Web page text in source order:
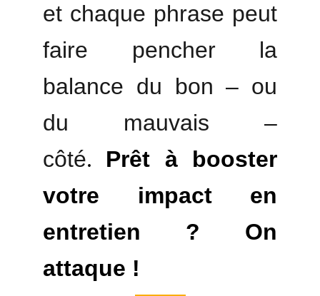
et chaque phrase peut
faire pencher la
balance du bon – ou
du mauvais –
côté. Prêt à booster
votre impact en
entretien ? On
attaque !